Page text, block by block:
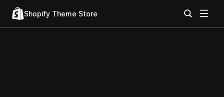
Shopify Theme Store